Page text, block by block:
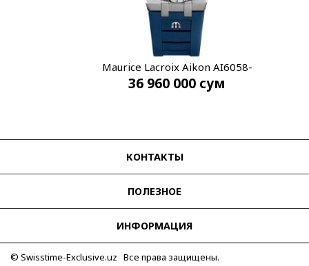
Maurice Lacroix Aikon AI6058-
SS001-430-1
36 960 000 сум
КОНТАКТЫ
ПОЛЕЗНОЕ
ИНФОРМАЦИЯ
© Swisstime-Exclusive.uz Все права защищены.